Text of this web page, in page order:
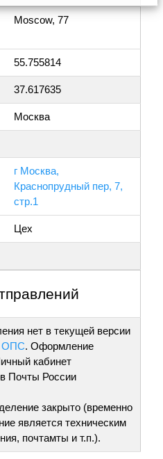
Moscow, 77
55.755814
37.617635
Москва
г Москва,
Краснопрудный пер, 7,
стр.1
Цех
нет в текущей версии
ОПС. Оформление
кабинет
Почты России
закрыто (временно
является техническим
почтамты и т.п.).